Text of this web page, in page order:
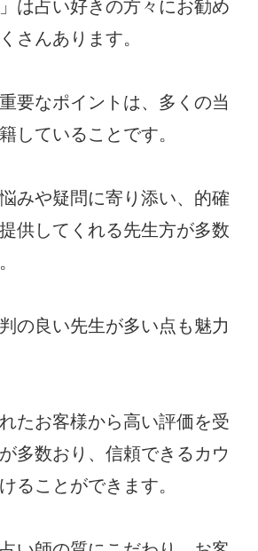
は占い好きの方々にお勧め
さんあります。
要なポイントは、多くの当
していることです。
みや疑問に寄り添い、的確
供してくれる先生方が多数
の良い先生が多い点も魅力
たお客様から高い評価を受
多数おり、信頼できるカウ
ることができます。